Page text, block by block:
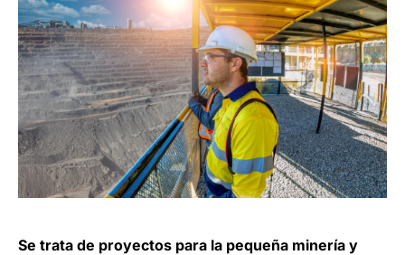
Se trata de proyectos para la pequeña minería y